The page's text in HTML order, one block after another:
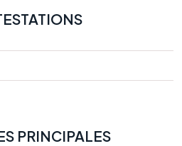
PRINCIPALES